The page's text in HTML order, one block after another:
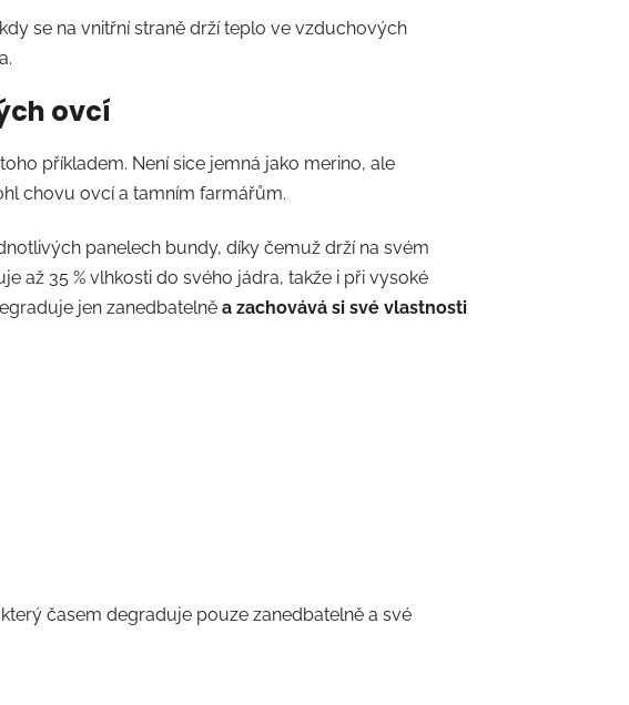
se na vnitřní straně drží teplo ve vzduchových
ovcí
příkladem. Není sice jemná jako merino, ale
chovu ovcí a tamním farmářům.
panelech bundy, díky čemuž drží na svém
až 35 % vlhkosti do svého jádra, takže i při vysoké
jen zanedbatelně a zachovává si své vlastnosti
časem degraduje pouze zanedbatelně a své